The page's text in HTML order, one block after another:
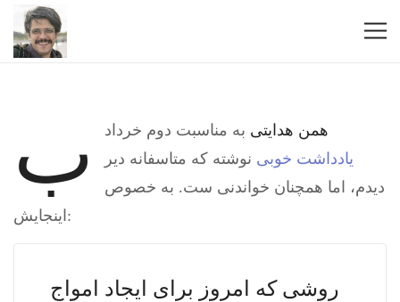
ب همن هدایتی به مناسبت دوم خرداد
یادداشت خوبی نوشته که متاسفانه دیر
دیدم، اما همچنان خواندنی ست. به خصوص
اینجایش:
روشی که امروز برای ایجاد امواج